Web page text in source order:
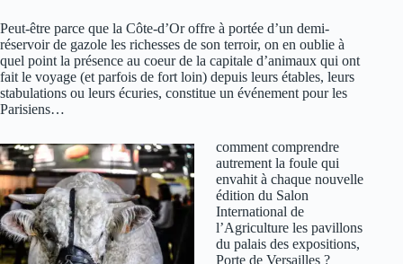
Peut-être parce que la Côte-d’Or offre à portée d’un demi-
réservoir de gazole les richesses de son terroir, on en oublie à
quel point la présence au coeur de la capitale d’animaux qui ont
fait le voyage (et parfois de fort loin) depuis leurs étables, leurs
stabulations ou leurs écuries, constitue un événement pour les
Parisiens…
comment comprendre
autrement la foule qui
envahit à chaque nouvelle
édition du Salon
International de
l’Agriculture les pavillons
du palais des expositions,
Porte de Versailles ?